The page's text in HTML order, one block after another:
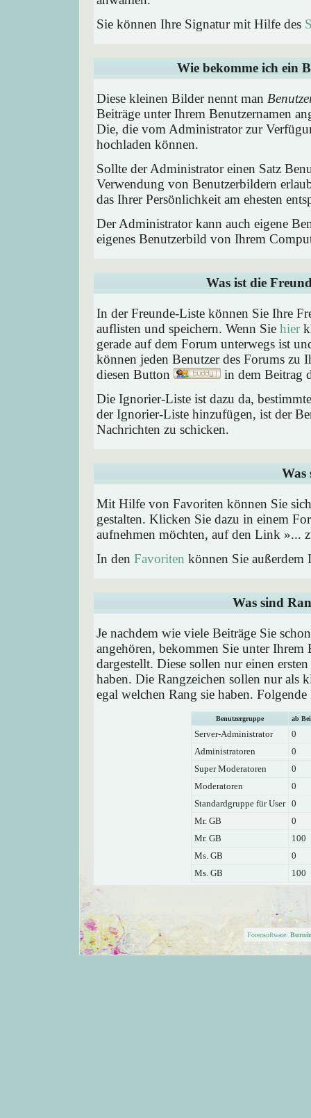
Sie können Ihre Signatur mit Hilfe des
Wie bekomme ich ein
Diese kleinen Bilder nennt man
Beiträge unter Ihrem Benutzernamen
Die, die vom Administrator zur
hochladen können.
Sollte der Administrator einen Satz
Verwendung von Benutzerbildern
das Ihrer Persönlichkeit am ehesten
Der Administrator kann auch eigene
eigenes Benutzerbild von Ihrem
Was ist die
In der Freunde-Liste können Sie Ihre
auflisten und speichern. Wenn Sie hier
gerade auf dem Forum unterwegs ist
können jeden Benutzer des Forums zu
diesen Button
in dem Beitrag
Die Ignorier-Liste ist dazu da,
der Ignorier-Liste hinzufügen, ist der
Nachrichten zu schicken.
Was
Mit Hilfe von Favoriten können Sie
gestalten. Klicken Sie dazu in einem
aufnehmen möchten, auf den Link »...
In den Favoriten können Sie
Was sind
Je nachdem wie viele Beiträge Sie
angehören, bekommen Sie unter Ihrem
dargestellt. Diese sollen nur einen
haben. Die Rangzeichen sollen nur als
egal welchen Rang sie haben.
Benutzergruppe ab
Server-Administrator
0
Administratoren
0
Super Moderatoren
0
Moderatoren
0
Standardgruppe für User 0
Mr. GB
0
Mr. GB
100
Ms. GB
0
Ms. GB
100
Forensoftware: